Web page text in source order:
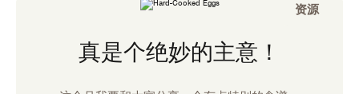
资源
真是个绝妙的主意！